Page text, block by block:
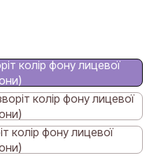
колір фону лицевої
колір фону лицевої
колір фону лицевої